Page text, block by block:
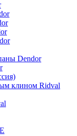
Dendor
клином Ridval